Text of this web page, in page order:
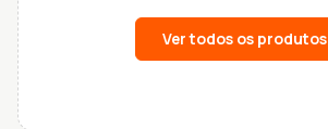
Ver todos os produtos